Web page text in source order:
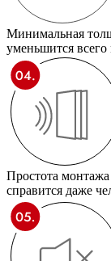
Минимальная
уменьшится всего
Простота монтажа
справится даже